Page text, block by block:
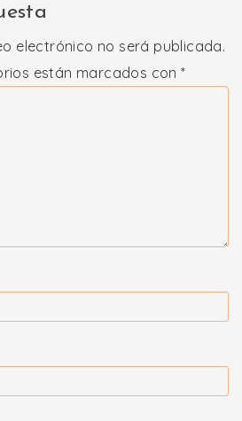
electrónico no será publicada.
están marcados con*